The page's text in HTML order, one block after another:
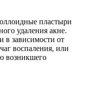
пластыри
удаления акне.
в зависимости от
воспаления, или
возникшего